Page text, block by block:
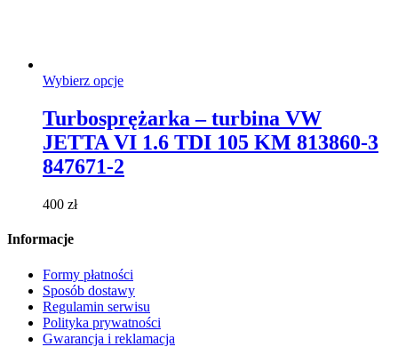
Wybierz opcjeTen
wiele
wariantów.
Opcje
można
Turbosprężarka – turbina VW
JETTA VI 1.6 TDI 105 KM 813860-3
847671-2
400 zł
Informacje
Formy płatności
Sposób dostawy
Regulamin serwisu
Polityka prywatności
Gwarancja i reklamacja